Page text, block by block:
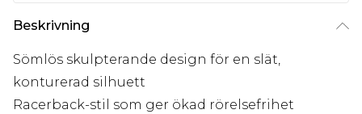
Beskrivning
Sömlös skulpterande design för en slät,
konturerad silhuett
Racerback-stil som ger ökad rörelsefrihet